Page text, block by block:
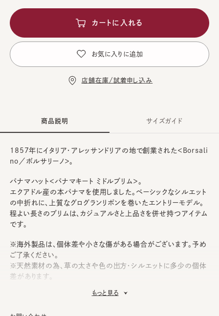
カートに入れる
お気に入りに追加
店舗在庫/試着申し込み
商品説明
1857年にイタリア・アレッサンドリアの地で創業された＜Borsali
no／ボルサリーノ＞。
パナマハット＜パナマキート ミドルブリム＞。
エクアドル産の本パナマを使用しました。ベーシックなシルエット
の中折れに、上質なグログランリボンを巻いたエントリーモデル。
程よい長さのブリムは、カジュアルさと上品さを併せ持つアイテム
です。
※海外製品は、個体差や小さな傷がある場合がございます。予め
ご了承ください。
※天然素材の為、草の太さや色の出方・シルエットに多少の個体
差があります。
もっと見る
サイズガイド